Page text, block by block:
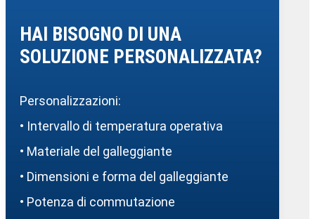
HAI BISOGNO DI UNA
SOLUZIONE PERSONALIZZATA?
Personalizzazioni:
• Intervallo di temperatura operativa
• Materiale del galleggiante
• Dimensioni e forma del galleggiante
• Potenza di commutazione